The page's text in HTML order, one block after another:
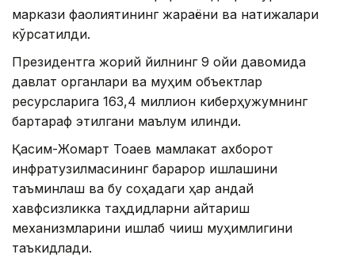
маркази фаолиятининг жараёни ва натижалари
кўрсатилди.
Президентга жорий йилнинг 9 ойи давомида
давлат органлари ва муҳим объектлар
ресурсларига 163,4 миллион киберҳужумнинг
бартараф этилгани маълум қилинди.
Қасим-Жомарт Тоқаев мамлакат ахборот
инфратузилмасининг барқарор ишлашини
таъминлаш ва бу соҳадаги ҳар қандай
хавфсизликка таҳдидларни қайтариш
механизмларини ишлаб чиқиш муҳимлигини
таъкидлади.